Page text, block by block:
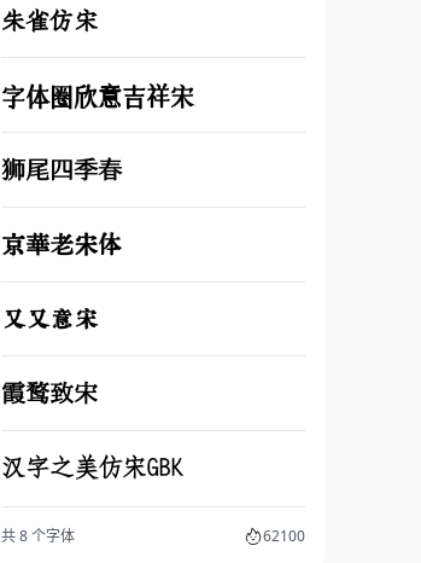
朱雀仿宋
字体圈欣意吉祥宋
狮尾四季春
京華老宋体
又又意宋
霞鹜致宋
汉字之美仿宋GBK
共 8 个字体 62100